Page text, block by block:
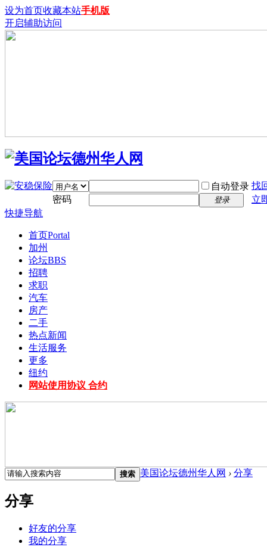
设为首页收藏本站手机版
开启辅助访问
自动登录 找
密码
登录
立
快捷导航
首页Portal
加州
论坛BBS
招聘
求职
汽车
房产
二手
热点新闻
生活服务
更多
纽约
网站使用协议 合约
搜索 美国论坛德州华人网 › 分享
分享
好友的分享
我的分享